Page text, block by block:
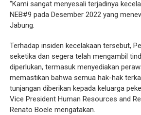
“Kami sangat menyesali terjadinya
NEB#9 pada Desember 2022 yang
Jabung.
Terhadap insiden kecelakaan tersebut,
seketika dan segera telah mengambil
diperlukan, termasuk menyediakan
memastikan bahwa semua hak-hak
tunjangan diberikan kepada keluarga
Vice President Human Resources and
Renato Boele mengatakan.